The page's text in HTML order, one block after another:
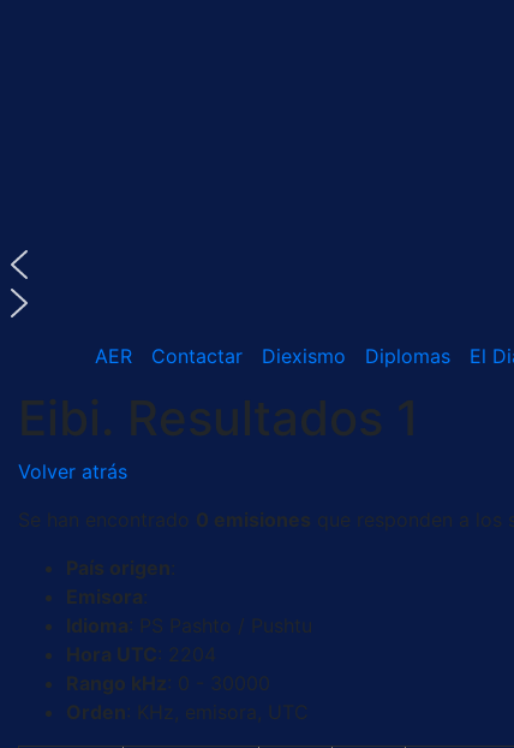
AER Contactar Diexismo Diplomas El
Eibi. Resultados 1
Volver atrás
Se han encontrado 0 emisiones que responden a los
País origen:
Emisora:
Idioma: PS Pashto / Pushtu
Hora UTC: 2204
Rango kHz: 0 - 30000
Orden: KHz, emisora, UTC